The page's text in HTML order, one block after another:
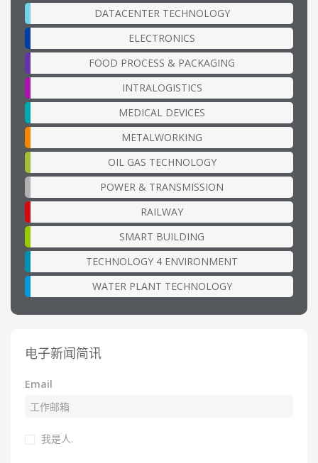
DATACENTER TECHNOLOGY
ELECTRONICS
FOOD PROCESS & PACKAGING
INTRALOGISTICS
MEDICAL DEVICES
METALWORKING
OIL GAS TECHNOLOGY
POWER & TRANSMISSION
RAILWAY
SMART BUILDING
TECHNOLOGY 4 ENVIRONMENT
WATER PLANT TECHNOLOGY
电子新闻简讯
Email
我是人.